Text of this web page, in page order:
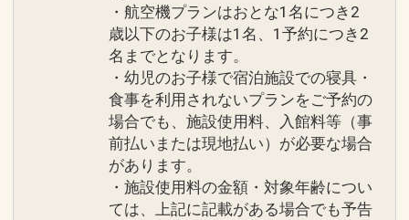
・航空機プランはおとな1名につき2
歳以下のお子様は1名、1予約につき2
名までとなります。
・幼児のお子様で宿泊施設での寝具・
食事を利用されないプランをご予約の
場合でも、施設使用料、入館料等（事
前払いまたは現地払い）が必要な場合
があります。
・施設使用料の金額・対象年齢につい
ては、上記に記載がある場合でも予告